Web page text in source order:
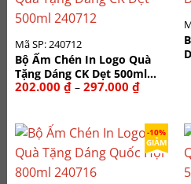
Mã SP: 240712
Bộ Ấm Chén In Logo Quà
Tặng Dáng CK Dẹt 500ml
240712
202.000 ₫ – 297.000 ₫Khoảng
giá:
đến
297.000 ₫
-10%
GIẢM